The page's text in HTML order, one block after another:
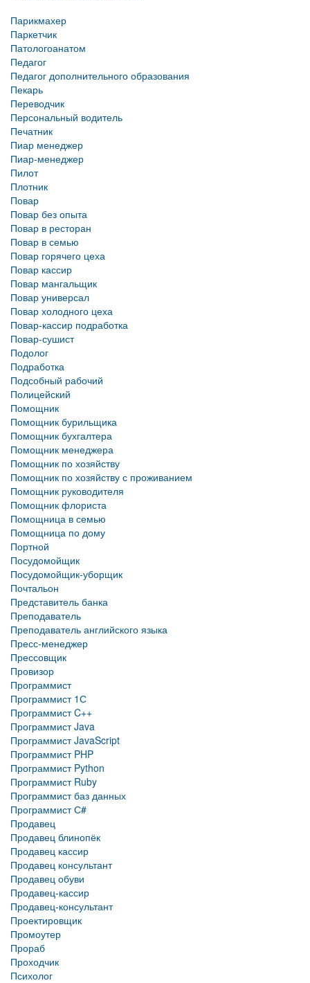
Парикмахер
Паркетчик
Патологоанатом
Педагог
Педагог дополнительного образования
Пекарь
Переводчик
Персональный водитель
Печатник
Пиар менеджер
Пиар-менеджер
Пилот
Плотник
Повар
Повар без опыта
Повар в ресторан
Повар в семью
Повар горячего цеха
Повар кассир
Повар мангальщик
Повар универсал
Повар холодного цеха
Повар-кассир подработка
Повар-сушист
Подолог
Подработка
Подсобный рабочий
Полицейский
Помощник
Помощник бурильщика
Помощник бухгалтера
Помощник менеджера
Помощник по хозяйству
Помощник по хозяйству с проживанием
Помощник руководителя
Помощник флориста
Помощница в семью
Помощница по дому
Портной
Посудомойщик
Посудомойщик-уборщик
Почтальон
Представитель банка
Преподаватель
Преподаватель английского языка
Пресс-менеджер
Прессовщик
Провизор
Программист
Программист 1С
Программист C++
Программист Java
Программист JavaScript
Программист PHP
Программист Python
Программист Ruby
Программист баз данных
Программист С#
Продавец
Продавец блинопёк
Продавец кассир
Продавец консультант
Продавец обуви
Продавец-кассир
Продавец-консультант
Проектировщик
Промоутер
Прораб
Проходчик
Психолог